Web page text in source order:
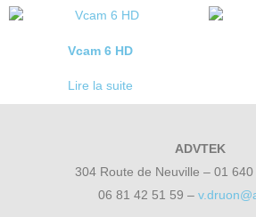
Vcam 6 HD
Lire la suite
ADVTEK
304 Route de Neuville – 01 640
06 81 42 51 59 –